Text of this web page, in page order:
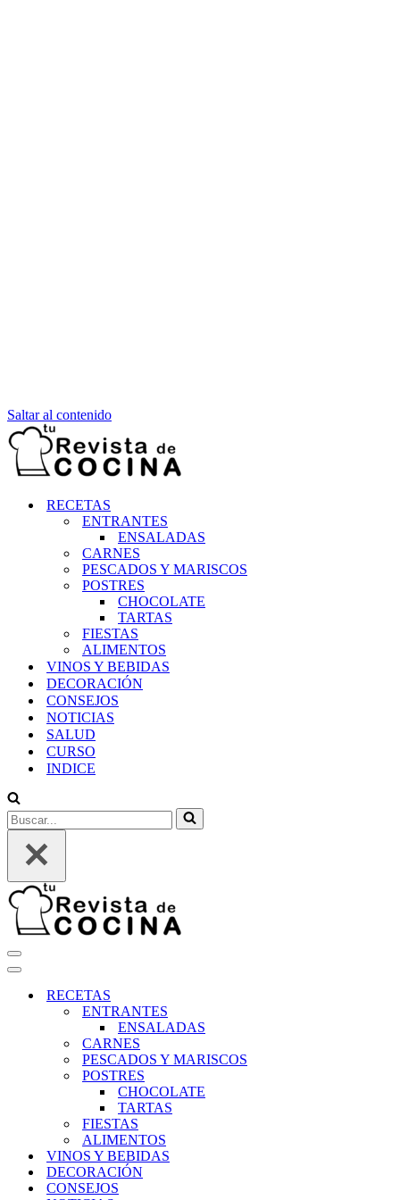
Saltar al contenido
RECETAS
ENTRANTES
ENSALADAS
CARNES
PESCADOS Y MARISCOS
POSTRES
CHOCOLATE
TARTAS
FIESTAS
ALIMENTOS
VINOS Y BEBIDAS
DECORACIÓN
CONSEJOS
NOTICIAS
SALUD
CURSO
INDICE
Buscar...
Menú
de
Menú
navegaciónRECETAS
ENTRANTES
ENSALADAS
CARNES
PESCADOS Y MARISCOS
POSTRES
CHOCOLATE
TARTAS
FIESTAS
ALIMENTOS
VINOS Y BEBIDAS
DECORACIÓN
CONSEJOS